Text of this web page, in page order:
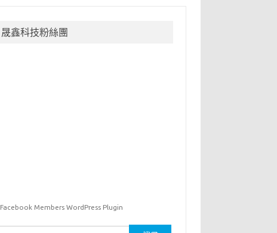
晟鑫科技粉絲團
Facebook Members WordPress Plugin